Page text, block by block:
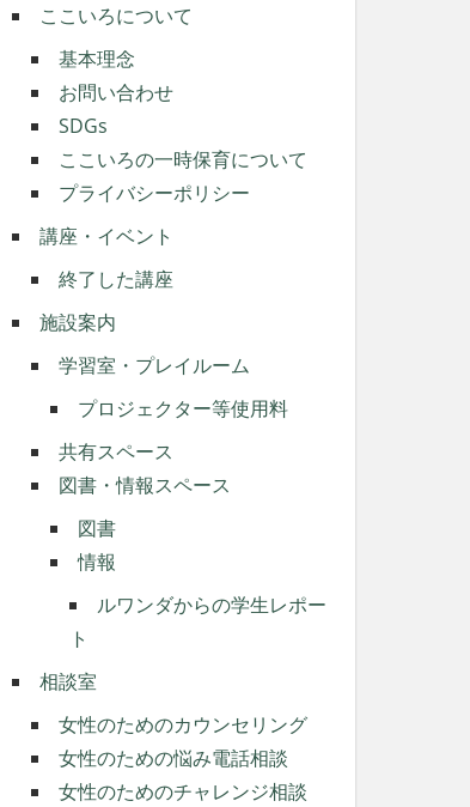
ここいろについて
基本理念
お問い合わせ
SDGs
ここいろの一時保育について
プライバシーポリシー
講座・イベント
終了した講座
施設案内
学習室・プレイルーム
プロジェクター等使用料
共有スペース
図書・情報スペース
図書
情報
ルワンダからの学生レポー
ト
相談室
女性のためのカウンセリング
女性のための悩み電話相談
女性のためのチャレンジ相談